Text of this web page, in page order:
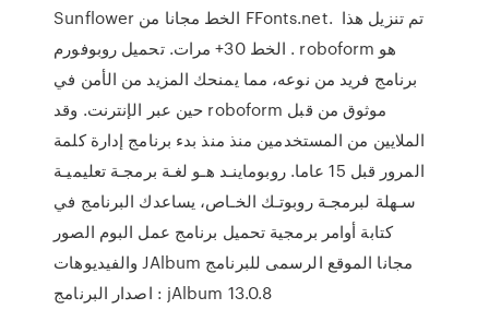
Sunflower الخط مجانا من FFonts.net. ️ تم تنزيل هذا
الخط 30+ مرات. تحميل روبوفورم . roboform هو
برنامج فريد من نوعه، مما يمنحك المزيد من الأمن في
حين عبر الإنترنت. وقد roboform موثوق من قبل
الملايين من المستخدمين منذ منذ بدء برنامج إدارة كلمة
المرور قبل 15 عاما. روبوماينـد هـو لغـة برمجـة تعليميـة
سـهلة لبرمجـة روبوتـك الخـاص، يساعدك البرنامج في
كتابة أوامر برمجية تحميل برنامج عمل البوم الصور
والفيديوهات JAlbum مجانا الموقع الرسمى للبرنامج
اصدار البرنامج : jAlbum 13.0.8